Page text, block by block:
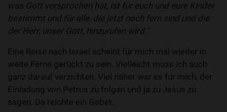
was Gott versprochen hat, ist für euch und eure Kinder
bestimmt und für alle, die jetzt noch fern sind und die
der Herr, unser Gott, hinzurufen wird."
Eine Reise nach Israel scheint für mich mal wieder in
weite Ferne gerückt zu sein. Vielleicht muss ich auch
ganz darauf verzichten. Viel näher war es für mich, der
Einladung von Petrus zu folgen und ja zu Jesus zu
sagen. Da reichte ein Gebet.